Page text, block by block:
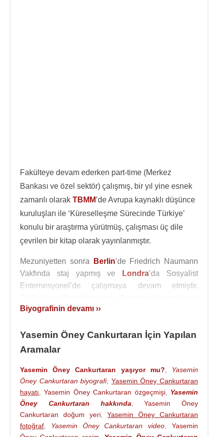
Fakülteye devam ederken part-time (Merkez
Bankası ve özel sektör) çalışmış, bir yıl yine esnek
zamanlı olarak TBMM’de Avrupa kaynaklı düşünce
kuruluşları ile ‘Küreselleşme Sürecinde Türkiye’
konulu bir araştırma yürütmüş, çalışması üç dile
çevrilen bir kitap olarak yayınlanmıştır.
Mezuniyetten sonra Berlin’de Friedrich Naumann
Vakfında staj yapmış ve Londra’da Sosyalist
Enternesyonel’de çalışmaya devam etmiştir.
Finans konusunda profesyonel olarak çalışmıştır. İlk
kurumlarda, Finansbank’ta çalıştı ve Yatırım
Bankası’nda Genel Müdür olarak görev yaptı.
Zaman içerisinde, finans, turizm ve sanayi
sektörlerinde kendi şirketlerini kurmuştur. Aynı
dönemde Takasbank,TOBBSermaye Piyasaları
Meclisi, TSPB gibi özdüzenleyici kurumlarda
Yönetim Kurulu Üyeliği yapmış,İMKB’de uzun
yıllar tahkim-uyuşmazlık komitesi başkanlığı
Biyografinin devamı ››
Yasemin Öney Cankurtaran İçin Yapılan
Aramalar
Yasemin Öney Cankurtaran yaşıyor mu?
Yasemin
Öney Cankurtaran biyografi, Yasemin Öney Cankurtaran
hayatı ,Yasemin Öney Cankurtaran özgeçmişi, Yasemin
Öney Cankurtaran hakkında ,Yasemin Öney
Cankurtaran doğum yeri,Yasemin Öney Cankurtaran
fotoğraf
Yasemin Öney Cankurtaran video ,Yasemin